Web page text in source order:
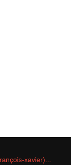
xavier)...